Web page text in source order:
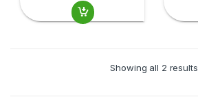
Showing all 2 results